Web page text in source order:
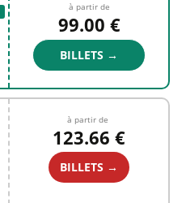
à partir de
99.00 €
BILLETS →
à partir de
123.66 €
BILLETS →